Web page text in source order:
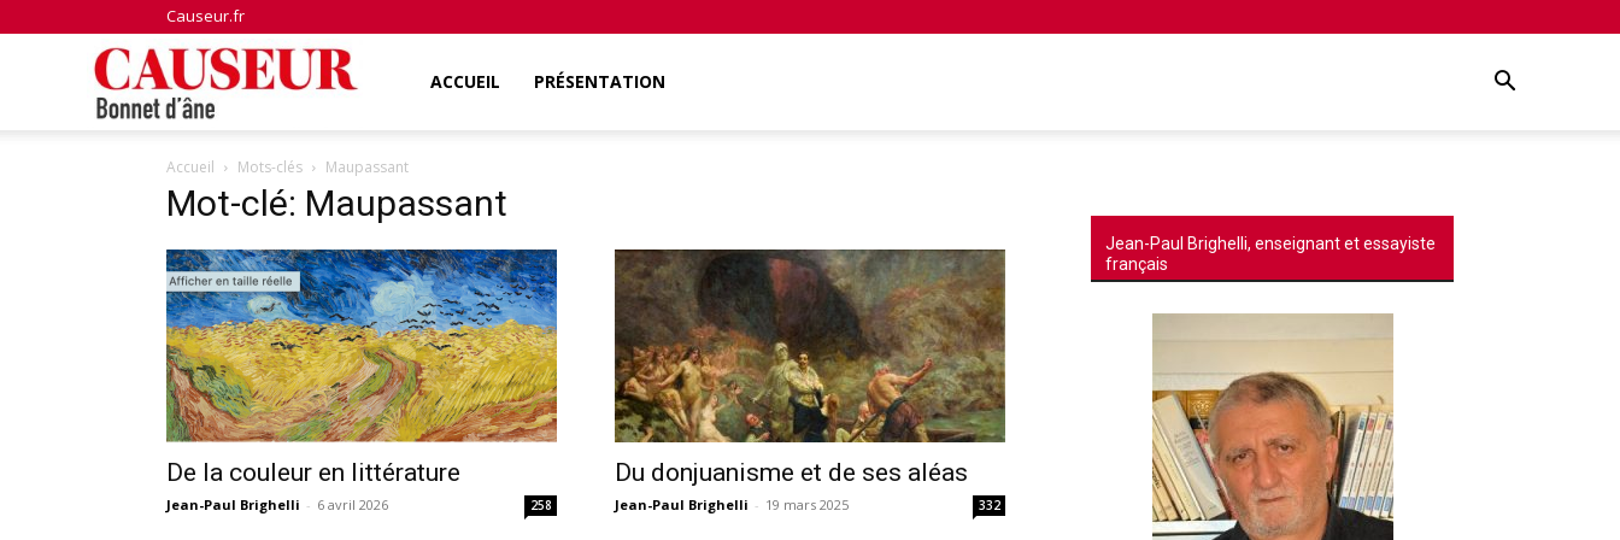
Causeur.fr
d'âne
ACCUEIL PRÉSENTATION
Accueil Mots-clés Maupassant
Mot-clé: Maupassant
De la couleur en littérature
Jean-Paul Brighelli - 6 avril 2026 258
Du donjuanisme et de ses aléas
Jean-Paul Brighelli - 19 mars 2025 332
Jean-Paul Brighelli, enseignant et essayiste
français